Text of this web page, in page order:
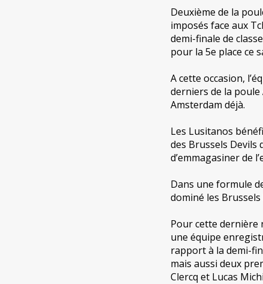
Deuxième de la
imposés face aux
demi-finale de
pour la 5e place ce
A cette occasion,
derniers de la poule
Amsterdam déjà.
Les Lusitanos
des Brussels Devils
d’emmagasiner de
Dans une formule
dominé les
Pour cette dernière
une équipe
rapport à la demi-
mais aussi deux
Clercq et Lucas